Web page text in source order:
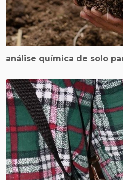
análise química de solo